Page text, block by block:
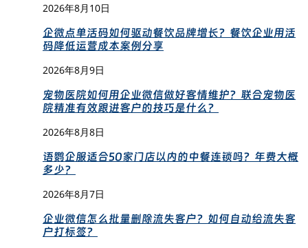
2026年8月10日
企微点单活码如何驱动餐饮品牌增长？餐饮企业用活
码降低运营成本案例分享
2026年8月9日
宠物医院如何用企业微信做好客情维护？联合宠物医
院精准有效跟进客户的技巧是什么？
2026年8月8日
语鹦企服适合50家门店以内的中餐连锁吗？年费大概
多少？
2026年8月7日
企业微信怎么批量删除流失客户？如何自动给流失客
户打标签？